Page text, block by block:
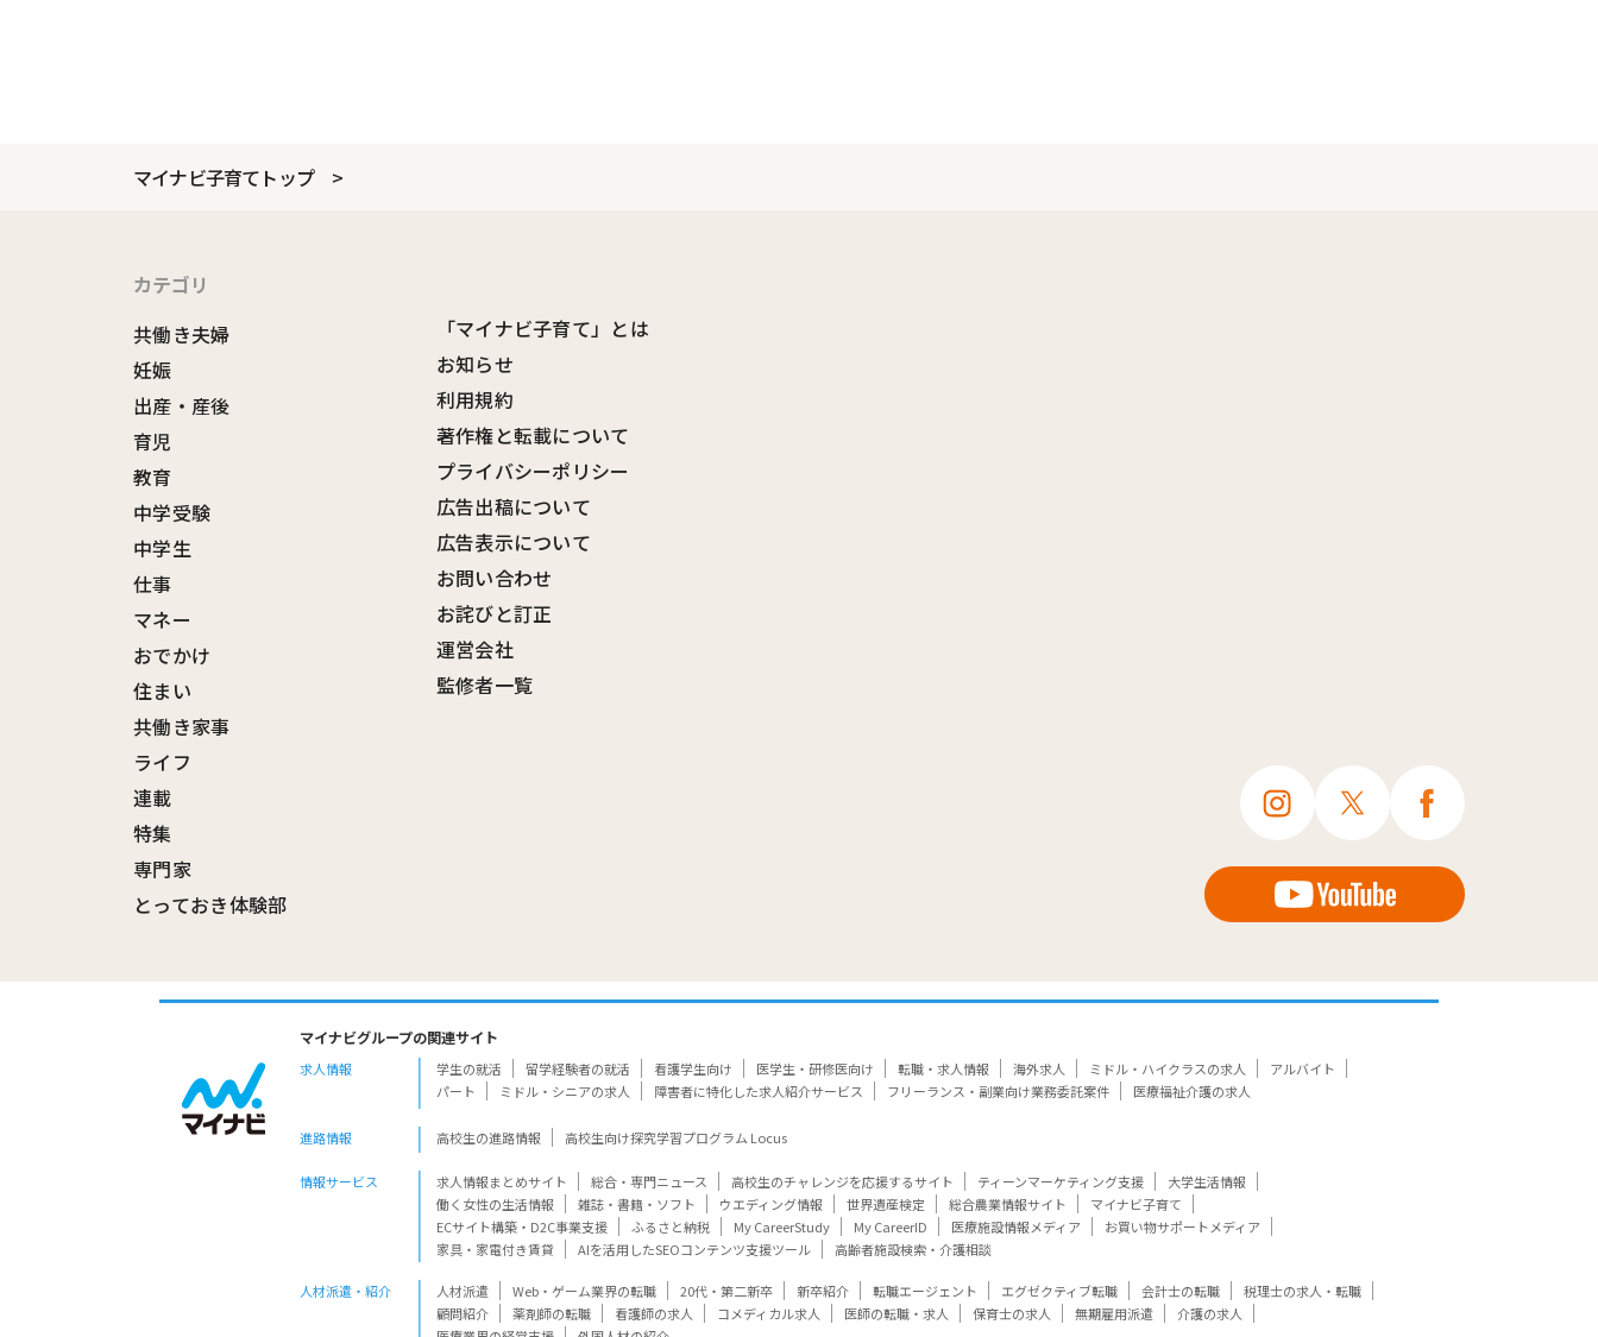
マイナビ子育てトップ
カテゴリ
共働き夫婦
妊娠
出産・産後
育児
教育
中学受験
中学生
仕事
マネー
おでかけ
住まい
共働き家事
ライフ
連載
特集
専門家
とっておき体験部
「マイナビ子育て」とは
お知らせ
利用規約
著作権と転載について
プライバシーポリシー
広告出稿について
広告表示について
お問い合わせ
お詫びと訂正
運営会社
監修者一覧
マイナビグループの関連サイト
求人情報 学生の就活 留学経験者の就活 看護学生向け 医学生・研修医向け 転職・求人情報 海外求人 ミドル・ハイクラスの求人
アルバイト
パート
ミドル・シニアの求人 障害者に特化した求人紹介サービス フリーランス・副業向け業務委託案件 医療福祉介護の求人
進路情報 高校生の進路情報 高校生向け探究学習プログラム Locus
情報サービス 求人情報まとめサイト 総合・専門ニュース 高校生のチャレンジを応援するサイト ティーンマーケティング支援
大学生活情報
働く女性の生活情報
雑誌・書籍・ソフト ウエディング情報 世界遺産検定 総合農業情報サイト
マイナビ子育て
ECサイト構築・D2C事業支援
ふるさと納税 My CareerStudy My CareerID 医療施設情報メディア
お買い物サポートメディア
家具・家電付き賃貸
AIを活用したSEOコンテンツ支援ツール 高齢者施設検索・介護相談
人材派遣・紹介 人材派遣 Web・ゲーム業界の転職 20代・第二新卒 新卒紹介 転職エージェント エグゼクティブ転職 会計士の転職
税理士の求人・転職
顧問紹介
薬剤師の転職 看護師の求人 コメディカル求人 医師の転職・求人 保育士の求人 無期雇用派遣
介護の求人